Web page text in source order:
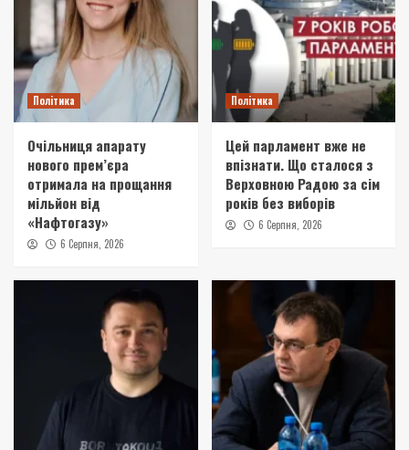
Політика
Очільниця апарату
нового прем’єра
отримала на прощання
мільйон від
«Нафтогазу»
6 Серпня, 2026
Політика
Цей парламент вже не
впізнати. Що сталося з
Верховною Радою за сім
років без виборів
6 Серпня, 2026